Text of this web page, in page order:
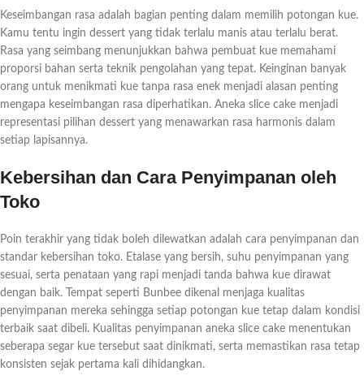
Keseimbangan rasa adalah bagian penting dalam memilih potongan kue.
Kamu tentu ingin dessert yang tidak terlalu manis atau terlalu berat.
Rasa yang seimbang menunjukkan bahwa pembuat kue memahami
proporsi bahan serta teknik pengolahan yang tepat. Keinginan banyak
orang untuk menikmati kue tanpa rasa enek menjadi alasan penting
mengapa keseimbangan rasa diperhatikan. Aneka slice cake menjadi
representasi pilihan dessert yang menawarkan rasa harmonis dalam
setiap lapisannya.
Kebersihan dan Cara Penyimpanan oleh
Toko
Poin terakhir yang tidak boleh dilewatkan adalah cara penyimpanan dan
standar kebersihan toko. Etalase yang bersih, suhu penyimpanan yang
sesuai, serta penataan yang rapi menjadi tanda bahwa kue dirawat
dengan baik. Tempat seperti Bunbee dikenal menjaga kualitas
penyimpanan mereka sehingga setiap potongan kue tetap dalam kondisi
terbaik saat dibeli. Kualitas penyimpanan aneka slice cake menentukan
seberapa segar kue tersebut saat dinikmati, serta memastikan rasa tetap
konsisten sejak pertama kali dihidangkan.